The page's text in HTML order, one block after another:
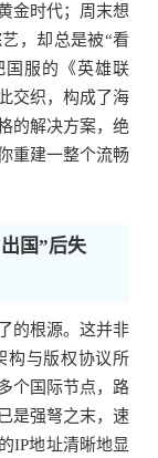
金时代；周末想
，却总是被“看
国服的《英雄联
交织，构成了海
的解决方案，绝
重建一整个流畅
国”后失
的根源。这并非
构与版权协议所
个国际节点，路
是强弩之末，速
IP地址清晰地显